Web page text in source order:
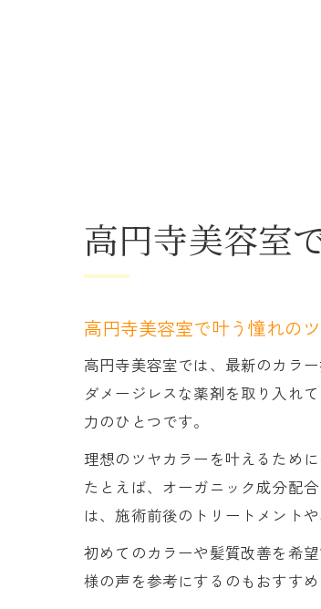
高円寺美容室
高円寺美容室で叶う憧れの
高円寺美容室では、最新のカラ
ダメージレスな薬剤を取り入れ
力のひとつです。
理想のツヤカラーを叶えるため
たとえば、オーガニック成分配
は、施術前後のトリートメント
初めてのカラーや髪質改善を希
様の声を参考にするのもおすす